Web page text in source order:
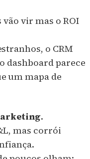
vir mas o ROI
o CRM
dashboard parece
um mapa de
.
mas corrói